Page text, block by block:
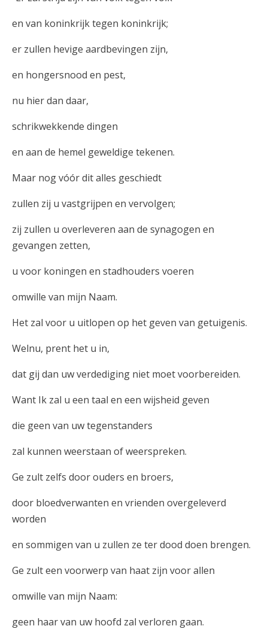
en van koninkrijk tegen koninkrijk;
er zullen hevige aardbevingen zijn,
en hongersnood en pest,
nu hier dan daar,
schrikwekkende dingen
en aan de hemel geweldige tekenen.
Maar nog vóór dit alles geschiedt
zullen zij u vastgrijpen en vervolgen;
zij zullen u overleveren aan de synagogen en
gevangen zetten,
u voor koningen en stadhouders voeren
omwille van mijn Naam.
Het zal voor u uitlopen op het geven van getuigenis.
Welnu, prent het u in,
dat gij dan uw verdediging niet moet voorbereiden.
Want Ik zal u een taal en een wijsheid geven
die geen van uw tegenstanders
zal kunnen weerstaan of weerspreken.
Ge zult zelfs door ouders en broers,
door bloedverwanten en vrienden overgeleverd
worden
en sommigen van u zullen ze ter dood doen brengen.
Ge zult een voorwerp van haat zijn voor allen
omwille van mijn Naam:
geen haar van uw hoofd zal verloren gaan.